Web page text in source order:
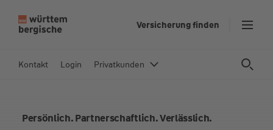
In
Versicherung finden
Kontakt Login Privatkunden
Persönlich. Partnerschaftlich. Verlässlich.